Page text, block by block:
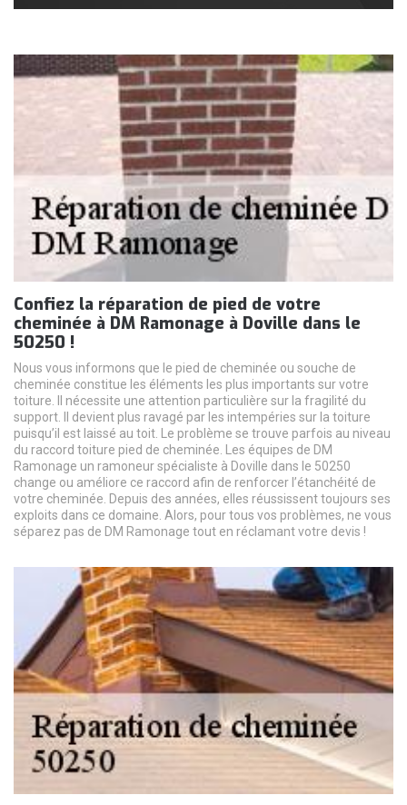
Confiez la réparation de pied de votre
cheminée à DM Ramonage à Doville dans le
50250 !
Nous vous informons que le pied de cheminée ou souche de
cheminée constitue les éléments les plus importants sur votre
toiture. Il nécessite une attention particulière sur la fragilité du
support. Il devient plus ravagé par les intempéries sur la toiture
puisqu’il est laissé au toit. Le problème se trouve parfois au niveau
du raccord toiture pied de cheminée. Les équipes de DM
Ramonage un ramoneur spécialiste à Doville dans le 50250
change ou améliore ce raccord afin de renforcer l’étanchéité de
votre cheminée. Depuis des années, elles réussissent toujours ses
exploits dans ce domaine. Alors, pour tous vos problèmes, ne vous
séparez pas de DM Ramonage tout en réclamant votre devis !